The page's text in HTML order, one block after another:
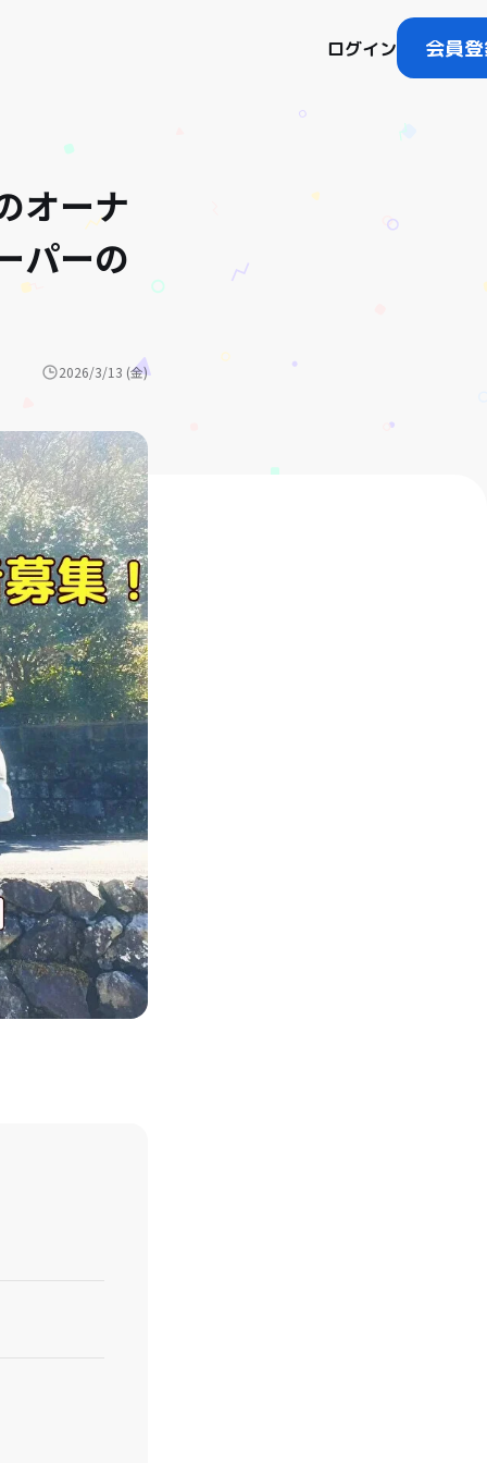
ログイン 会員
オーナ
パーの
2026/3/13 (金)